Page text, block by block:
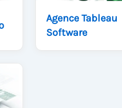
Agence Tableau
Software